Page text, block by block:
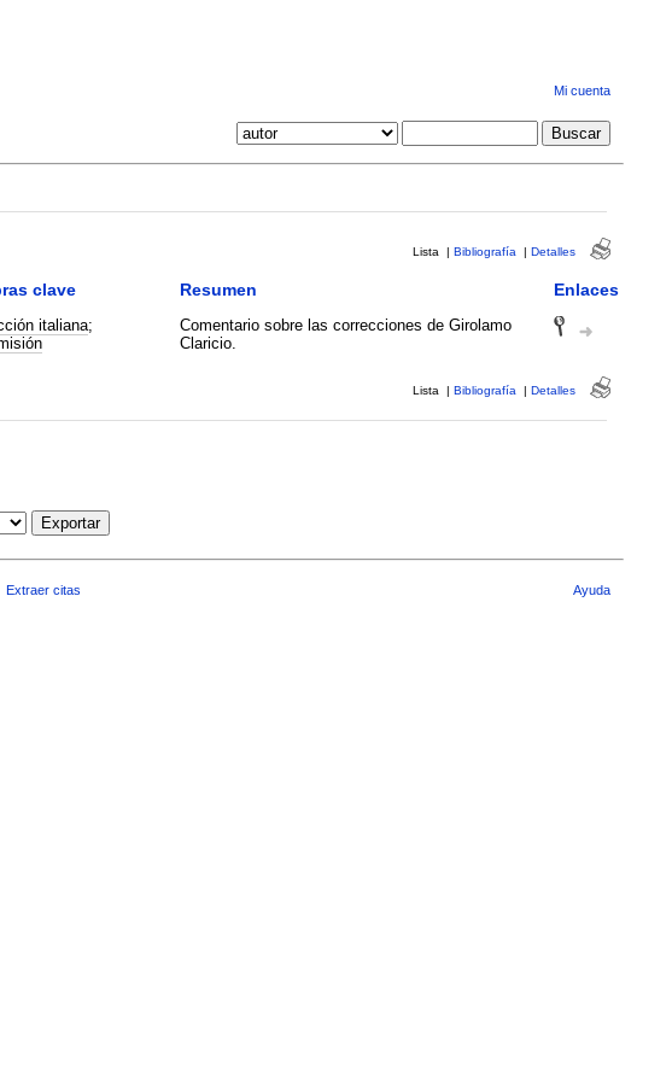
Mi cuenta
Lista | Bibliografía | Detalles
clave Resumen Enlaces
italiana;
Comentario sobre las correcciones de Girolamo
Claricio.
Lista | Bibliografía | Detalles
Exportar
Extraer citas Ayuda